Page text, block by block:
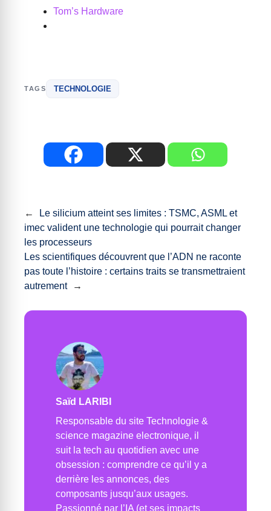
Tom’s Hardware
TAGS TECHNOLOGIE
←
Le silicium atteint ses limites : TSMC, ASML et
imec valident une technologie qui pourrait changer
les processeurs
Les scientifiques découvrent que l’ADN ne raconte
pas toute l’histoire : certains traits se transmettraient
autrement
→
Saïd LARIBI
Responsable du site Technologie &
science magazine electronique, il
suit la tech au quotidien avec une
obsession : comprendre ce qu’il y a
derrière les annonces, des
composants jusqu’aux usages.
Passionné par l’IA (et ses impacts